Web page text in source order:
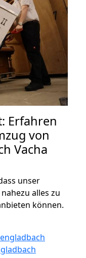
Erfahren
von
Vacha
unser
alles zu
können.